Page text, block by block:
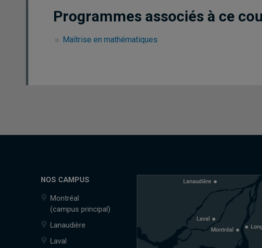
Programmes associés à ce
Maîtrise en mathématiques
NOS CAMPUS
Montréal
(campus principal)
Lanaudière
Laval